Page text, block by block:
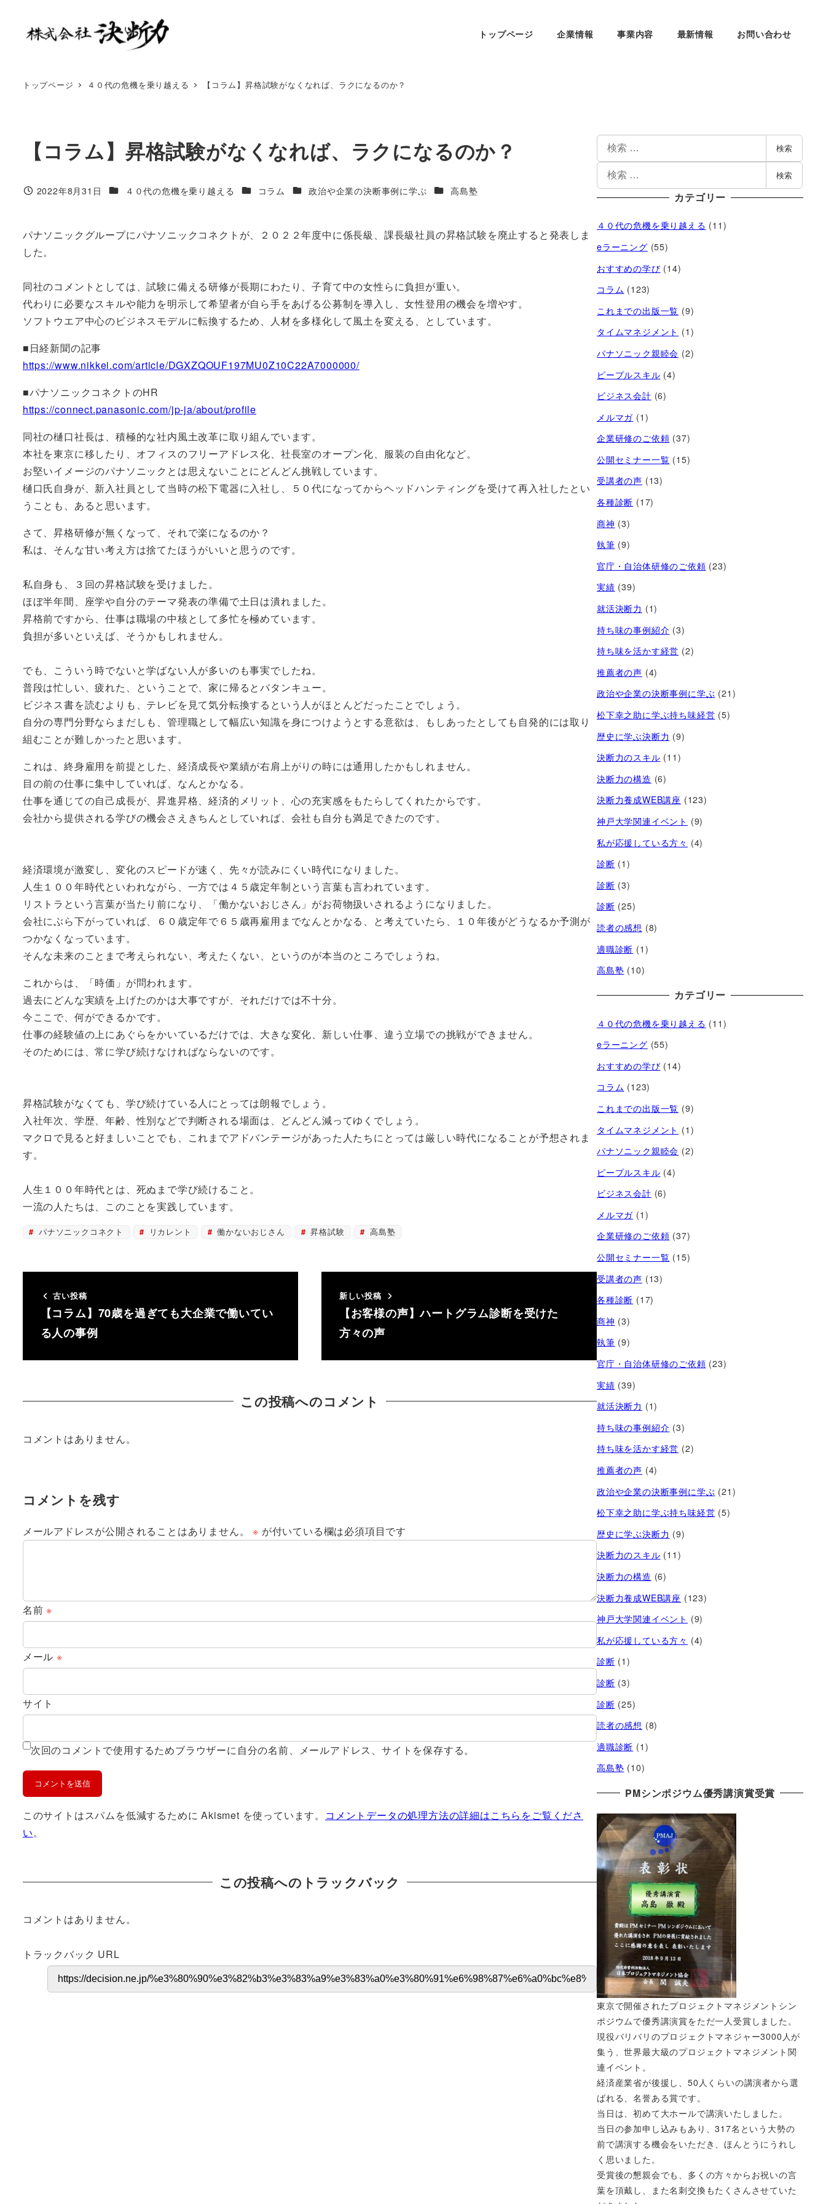
トップページ 企業情報 事業内容 最新情報 お問い合わせ
トップページ ４０代の危機を乗り越える 【コラム】昇格試験がなくなれば、ラクになるのか？
【コラム】昇格試験がなくなれば、ラクになるのか？
2022年8月31日 ４０代の危機を乗り越える コラム 政治や企業の決断事例に学ぶ 高島塾
パナソニックグループにパナソニックコネクトが、２０２２年度中に係長級、課長級社員の昇格試験を廃止すると発表しま
した。
同社のコメントとしては、試験に備える研修が長期にわたり、子育て中の女性らに負担が重い。
代わりに必要なスキルや能力を明示して希望者が自ら手をあげる公募制を導入し、女性登用の機会を増やす。
ソフトウエア中心のビジネスモデルに転換するため、人材を多様化して風土を変える、としています。
■日経新聞の記事
https://www.nikkei.com/article/DGXZQOUF197MU0Z10C22A7000000/
■パナソニックコネクトのHR
https://connect.panasonic.com/jp-ja/about/profile
同社の樋口社長は、積極的な社内風土改革に取り組んでいます。
本社を東京に移したり、オフィスのフリーアドレス化、社長室のオープン化、服装の自由化など。
お堅いイメージのパナソニックとは思えないことにどんどん挑戦しています。
樋口氏自身が、新入社員として当時の松下電器に入社し、５０代になってからヘッドハンティングを受けて再入社したとい
うことも、あると思います。
さて、昇格研修が無くなって、それで楽になるのか？
私は、そんな甘い考え方は捨てたほうがいいと思うのです。
私自身も、３回の昇格試験を受けました。
ほぼ半年間、座学や自分のテーマ発表の準備で土日は潰れました。
昇格前ですから、仕事は職場の中核として多忙を極めています。
負担が多いといえば、そうかもしれません。
でも、こういう時でないと学ばない人が多いのも事実でしたね。
普段は忙しい、疲れた、ということで、家に帰るとバタンキュー。
ビジネス書を読むよりも、テレビを見て気分転換するという人がほとんどだったことでしょう。
自分の専門分野ならまだしも、管理職として幅広い知識を身につけようとする意欲は、もしあったとしても自発的には取り
組むことが難しかったと思います。
これは、終身雇用を前提とした、経済成長や業績が右肩上がりの時には通用したかもしれません。
目の前の仕事に集中していれば、なんとかなる。
仕事を通じての自己成長が、昇進昇格、経済的メリット、心の充実感をもたらしてくれたからです。
会社から提供される学びの機会さえきちんとしていれば、会社も自分も満足できたのです。
経済環境が激変し、変化のスピードが速く、先々が読みにくい時代になりました。
人生１００年時代といわれながら、一方では４５歳定年制という言葉も言われています。
リストラという言葉が当たり前になり、「働かないおじさん」がお荷物扱いされるようになりました。
会社にぶら下がっていれば、６０歳定年で６５歳再雇用までなんとかなる、と考えていたら、１０年後がどうなるか予測が
つかなくなっています。
そんな未来のことまで考えられない、考えたくない、というのが本当のところでしょうね。
これからは、「時価」が問われます。
過去にどんな実績を上げたのかは大事ですが、それだけでは不十分。
今ここで、何ができるかです。
仕事の経験値の上にあぐらをかいているだけでは、大きな変化、新しい仕事、違う立場での挑戦ができません。
そのためには、常に学び続けなければならないのです。
昇格試験がなくても、学び続けている人にとっては朗報でしょう。
入社年次、学歴、年齢、性別などで判断される場面は、どんどん減ってゆくでしょう。
マクロで見ると好ましいことでも、これまでアドバンテージがあった人たちにとっては厳しい時代になることが予想されま
す。
人生１００年時代とは、死ぬまで学び続けること。
一流の人たちは、このことを実践しています。
パナソニックコネクト リカレント 働かないおじさん 昇格試験 高島塾
古い投稿
【コラム】70歳を過ぎても大企業で働いてい
る人の事例
新しい投稿
【お客様の声】ハートグラム診断を受けた
方々の声
この投稿へのコメント
コメントはありません。
コメントを残す
メールアドレスが公開されることはありません。 ※ が付いている欄は必須項目です
名前※
メール ※
サイト
次回のコメントで使用するためブラウザーに自分の名前、メールアドレス、サイトを保存する。
このサイトはスパムを低減するために Akismet を使っています。 コメントデータの処理方法の詳細はこちらをご覧くださ
い。
この投稿へのトラックバック
コメントはありません。
トラックバック URL
検索
検索
カテゴリー
４０代の危機を乗り越える (11)
eラーニング (55)
おすすめの学び (14)
コラム (123)
これまでの出版一覧 (9)
タイムマネジメント (1)
パナソニック親睦会 (2)
ピープルスキル (4)
ビジネス会計 (6)
メルマガ (1)
企業研修のご依頼 (37)
公開セミナー一覧 (15)
受講者の声 (13)
各種診断 (17)
商神 (3)
執筆 (9)
官庁・自治体研修のご依頼 (23)
実績 (39)
就活決断力 (1)
持ち味の事例紹介 (3)
持ち味を活かす経営​ (2)
推薦者の声 (4)
政治や企業の決断事例に学ぶ (21)
松下幸之助に学ぶ持ち味経営 (5)
歴史に学ぶ決断力 (9)
決断力のスキル (11)
決断力の構造 (6)
決断力養成WEB講座 (123)
神戸大学関連イベント (9)
私が応援している方々 (4)
診断 (1)
診断 (3)
診断 (25)
読者の感想 (8)
適職診断 (1)
高島塾 (10)
カテゴリー
４０代の危機を乗り越える (11)
eラーニング (55)
おすすめの学び (14)
コラム (123)
これまでの出版一覧 (9)
タイムマネジメント (1)
パナソニック親睦会 (2)
ピープルスキル (4)
ビジネス会計 (6)
メルマガ (1)
企業研修のご依頼 (37)
公開セミナー一覧 (15)
受講者の声 (13)
各種診断 (17)
商神 (3)
執筆 (9)
官庁・自治体研修のご依頼 (23)
実績 (39)
就活決断力 (1)
持ち味の事例紹介 (3)
持ち味を活かす経営​ (2)
推薦者の声 (4)
政治や企業の決断事例に学ぶ (21)
松下幸之助に学ぶ持ち味経営 (5)
歴史に学ぶ決断力 (9)
決断力のスキル (11)
決断力の構造 (6)
決断力養成WEB講座 (123)
神戸大学関連イベント (9)
私が応援している方々 (4)
診断 (1)
診断 (3)
診断 (25)
読者の感想 (8)
適職診断 (1)
高島塾 (10)
PMシンポジウム優秀講演賞受賞
東京で開催されたプロジェクトマネジメントシン
ポジウムで優秀講演賞をただ一人受賞しました。
現役バリバリのプロジェクトマネジャー3000人が
集う、世界最大級のプロジェクトマネジメント関
連イベント。
経済産業省が後援し、50人くらいの講演者から選
ばれる、名誉ある賞です。
当日は、初めて大ホールで講演いたしました。
当日の参加申し込みもあり、317名という大勢の
前で講演する機会をいただき、ほんとうにうれし
く思いました。
受賞後の懇親会でも、多くの方々からお祝いの言
葉を頂戴し、また名刺交換もたくさんさせていた